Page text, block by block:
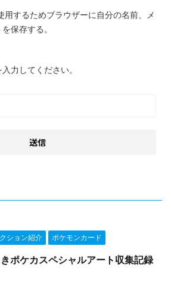
用するためブラウザーに自分の名前、メ
保存する。
力してください。
ション紹介 ポケモンカード
ポケカスペシャルアート収集記録